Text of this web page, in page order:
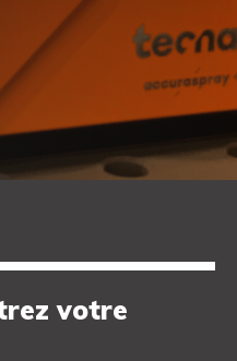
votre